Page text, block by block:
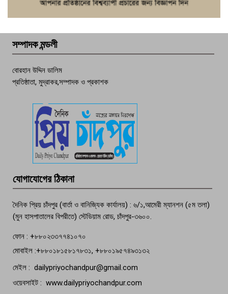
পচা দুর্গন্ধে ৯৯৯-এ ফোন, ফরিদগঞ্জে
তরুণের অর্ধগলিত লাশ উদ্ধার
বেঁচে নেই, বিভিন্ন সংগঠনের শোক
সম্পাদক মন্ডলী
বোরহান উদ্দিন ডালিম
প্রতিষ্ঠাতা, মুদ্রাকর,সম্পাদক ও প্রকাশক
যোগাযোগের ঠিকানা
দৈনিক প্রিয় চাঁদপুর (বার্তা ও বানিজ্যিক কার্যালয়) : ৬/১,আমেরী ম্যানশন (৫ম তলা)
(মুন হাসপাতালের বিপরীতে) স্টেডিয়াম রোড, চাঁদপুর-৩৬০০.
ফোন : +৮৮০২৩৩৭৭৪১০৭০
মোবাইল :+৮৮০১৮১৫৮১৭৮৩১, +৮৮০১৯৫৭৪৯৩১৩২
মেইল : dailypriyochandpur@gmail.com
ওয়েবসাইট : www.dailypriyochandpur.com